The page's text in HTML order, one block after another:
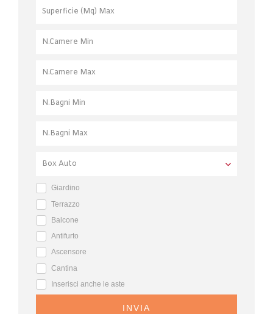
Giardino
Terrazzo
Balcone
Antifurto
Ascensore
Cantina
Inserisci anche le aste
INVIA